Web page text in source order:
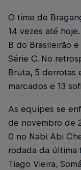
O time de
14 vezes até
B do Brasileirão
Série C. No
Bruta, 5 derrotas
marcados e 13
As equipes se
de novembro de
0 no Nabi Abi
rodada da última
Tiago Vieira,